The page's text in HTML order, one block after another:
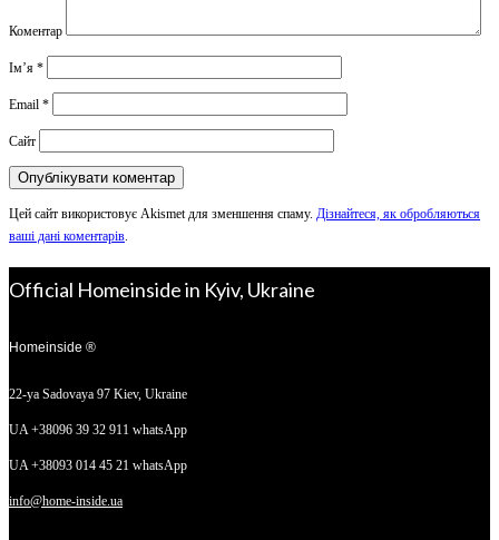
Коментар
Ім’я *
Email *
Сайт
Цей сайт використовує Akismet для зменшення спаму. Дізнайтеся, як обробляються
ваші дані коментарів.
Official Homeinside in Kyiv, Ukraine
Homeinside ®
22-ya Sadovaya 97 Kiev, Ukraine
UA +38096 39 32 911 whatsApp
UA +38093 014 45 21 whatsApp
info@home-inside.ua